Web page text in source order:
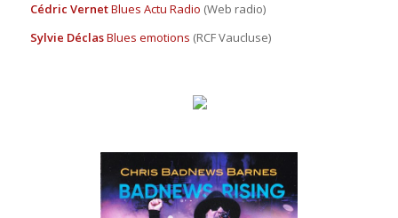
Cédric VernetBlues Actu Radio (Web radio)
Sylvie DéclasBlues emotions (RCF Vaucluse)